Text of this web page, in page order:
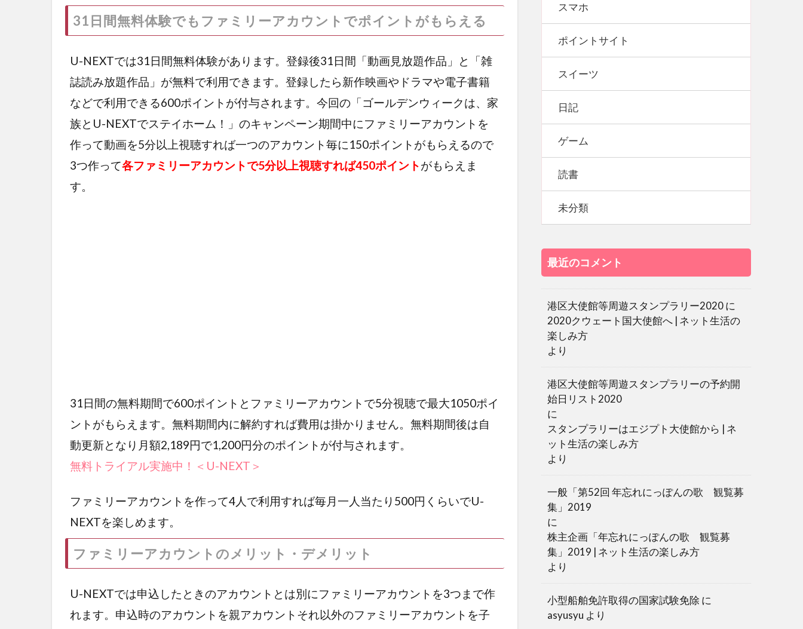
31日間無料体験でもファミリーアカウントでポイントがもらえる
U-NEXTでは31日間無料体験があります。登録後31日間「動画見放題作品」と「雑
誌読み放題作品」が無料で利用できます。登録したら新作映画やドラマや電子書籍
などで利用できる600ポイントが付与されます。今回の「ゴールデンウィークは、家
族とU-NEXTでステイホーム！」のキャンペーン期間中にファミリーアカウントを
作って動画を5分以上視聴すれば一つのアカウント毎に150ポイントがもらえるので
3つ作って各ファミリーアカウントで5分以上視聴すれば450ポイントがもらえま
す。
31日間の無料期間で600ポイントとファミリーアカウントで5分視聴で最大1050ポイ
ントがもらえます。無料期間内に解約すれば費用は掛かりません。無料期間後は自
動更新となり月額2,189円で1,200円分のポイントが付与されます。
無料トライアル実施中！＜U-NEXT＞
ファミリーアカウントを作って4人で利用すれば毎月一人当たり500円くらいでU-
NEXTを楽しめます。
ファミリーアカウントのメリット・デメリット
U-NEXTでは申込したときのアカウントとは別にファミリーアカウントを3つまで作
れます。申込時のアカウントを親アカウントそれ以外のファミリーアカウントを子
スマホ
ポイントサイト
スイーツ
日記
ゲーム
読書
未分類
最近のコメント
港区大使館等周遊スタンプラリー2020に
2020クウェート国大使館へ | ネット生活の
楽しみ方
より
港区大使館等周遊スタンプラリーの予約開
始日リスト2020
に
スタンプラリーはエジプト大使館から | ネ
ット生活の楽しみ方
より
一般「第52回 年忘れにっぽんの歌 観覧募
集」2019
に
株主企画「年忘れにっぽんの歌 観覧募
集」2019 | ネット生活の楽しみ方
より
小型船舶免許取得の国家試験免除 に
asyusyu より